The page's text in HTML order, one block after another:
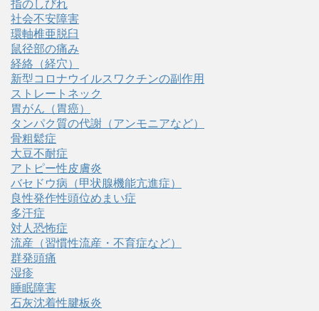
指のしびれ
社会不安障害
環軸椎亜脱臼
鼠径部の痛み
経絡（経穴）
新型コロナウイルスワクチンの副作用
ストレートネック
胃がん（胃癌）
タンパク質の代謝（アンモニアなど）
骨粗鬆症
大豆不耐症
アトピー性皮膚炎
バセドウ病（甲状腺機能亢進症）
良性発作性頭位めまい症
多汗症
対人恐怖症
流産（習慣性流産・不育症など）
群発頭痛
湿疹
睡眠障害
石灰沈着性腱板炎